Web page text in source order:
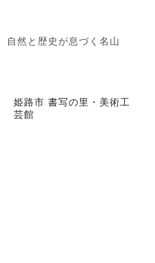
自然と歴史が息づく名山
姫路市 書写の里・美術工
芸館